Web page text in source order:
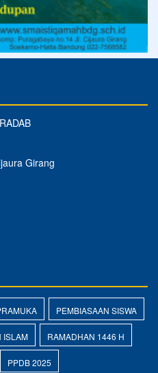
Girang
PEMBIASAAN SISWA
ISLAM RAMADHAN 1446 H
PPDB 2025